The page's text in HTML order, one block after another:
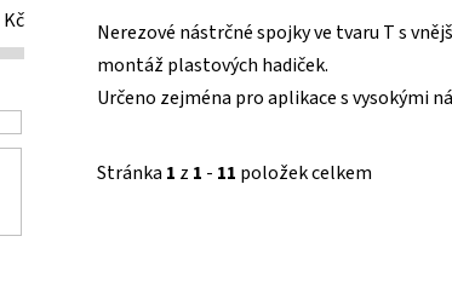
Kč
Nerezové nástrčné spojky ve tvaru T s
montáž plastových hadiček.
Určeno zejména pro aplikace s vysokými
Stránka 1 z 1 - 11 položek celkem